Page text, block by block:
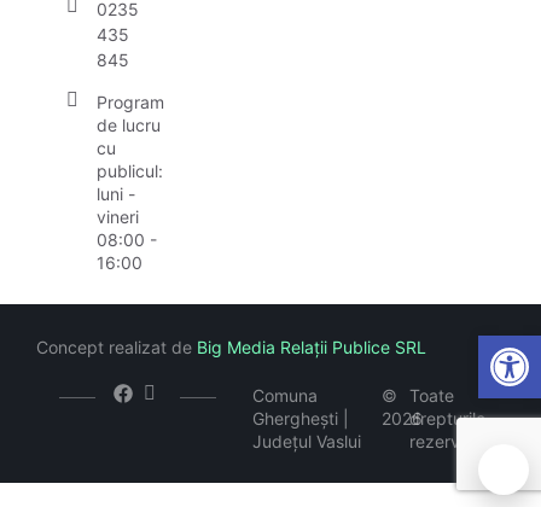
0235
435
845
Program
de lucru
cu
publicul:
luni -
vineri
08:00 -
16:00
Comuna
Gherghești |
Județul Vaslui
©
2026
Toate
drepturile
rezervate
Concept realizat de Big Media Relații Publice SRL